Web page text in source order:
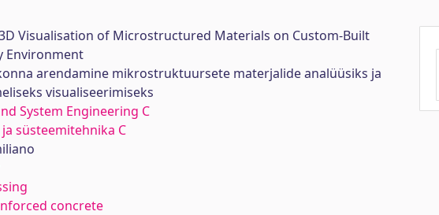
Visualisation of Microstructured Materials on Custom-Built
Environment
arendamine mikrostruktuursete materjalide analüüsiks ja
visualiseerimiseks
System Engineering C
süsteemitehnika C
concrete